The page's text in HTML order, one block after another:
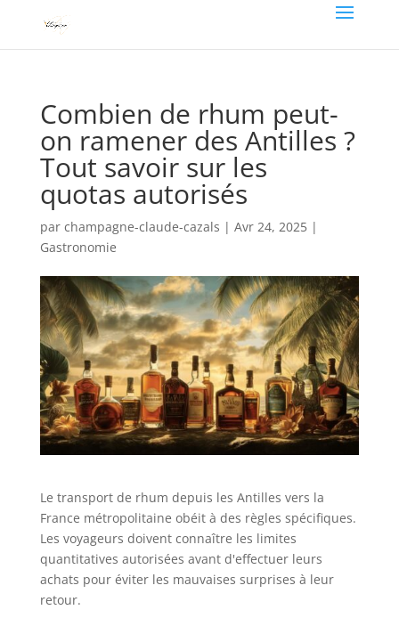
Combien de rhum peut-
on ramener des Antilles ?
Tout savoir sur les
quotas autorisés
par champagne-claude-cazals | Avr 24, 2025|
Gastronomie
Le transport de rhum depuis les Antilles vers la
France métropolitaine obéit à des règles spécifiques.
Les voyageurs doivent connaître les limites
quantitatives autorisées avant d'effectuer leurs
achats pour éviter les mauvaises surprises à leur
retour.